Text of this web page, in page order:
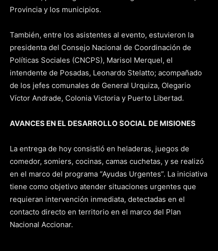
Provincia y los municipios.
También, entre los asistentes al evento, estuvieron la
presidenta del Consejo Nacional de Coordinación de
Políticas Sociales (CNCPS), Marisol Merquel, el
intendente de Posadas, Leonardo Stelatto; acompañado
de los jefes comunales de General Urquiza, Olegario
Víctor Andrade, Colonia Victoria y Puerto Libertad.
AVANCES EN EL DESARROLLO SOCIAL DE MISIONES
La entrega de hoy consistió en heladeras, juegos de
comedor, somiers, cocinas, camas cuchetas, y se realizó
en el marco del programa “Ayudas Urgentes”. La iniciativa
tiene como objetivo atender situaciones urgentes que
requieran intervención inmediata, detectadas en el
contacto directo en territorio en el marco del Plan
Nacional Accionar.